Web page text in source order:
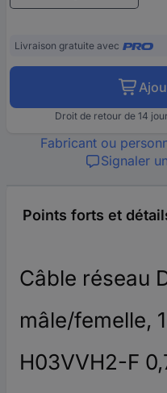
Livraison gratuite avec
Droit de retour de 14
Fabricant ou
Signaler
Points forts et
Câble réseau
mâle/femelle,
H03VVH2-F